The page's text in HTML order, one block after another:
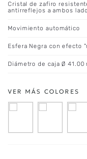
Cristal de zafiro
antirreflejos a ambos
Movimiento automático
Esfera Negra con efecto
Diámetro de caja Ø 41.00